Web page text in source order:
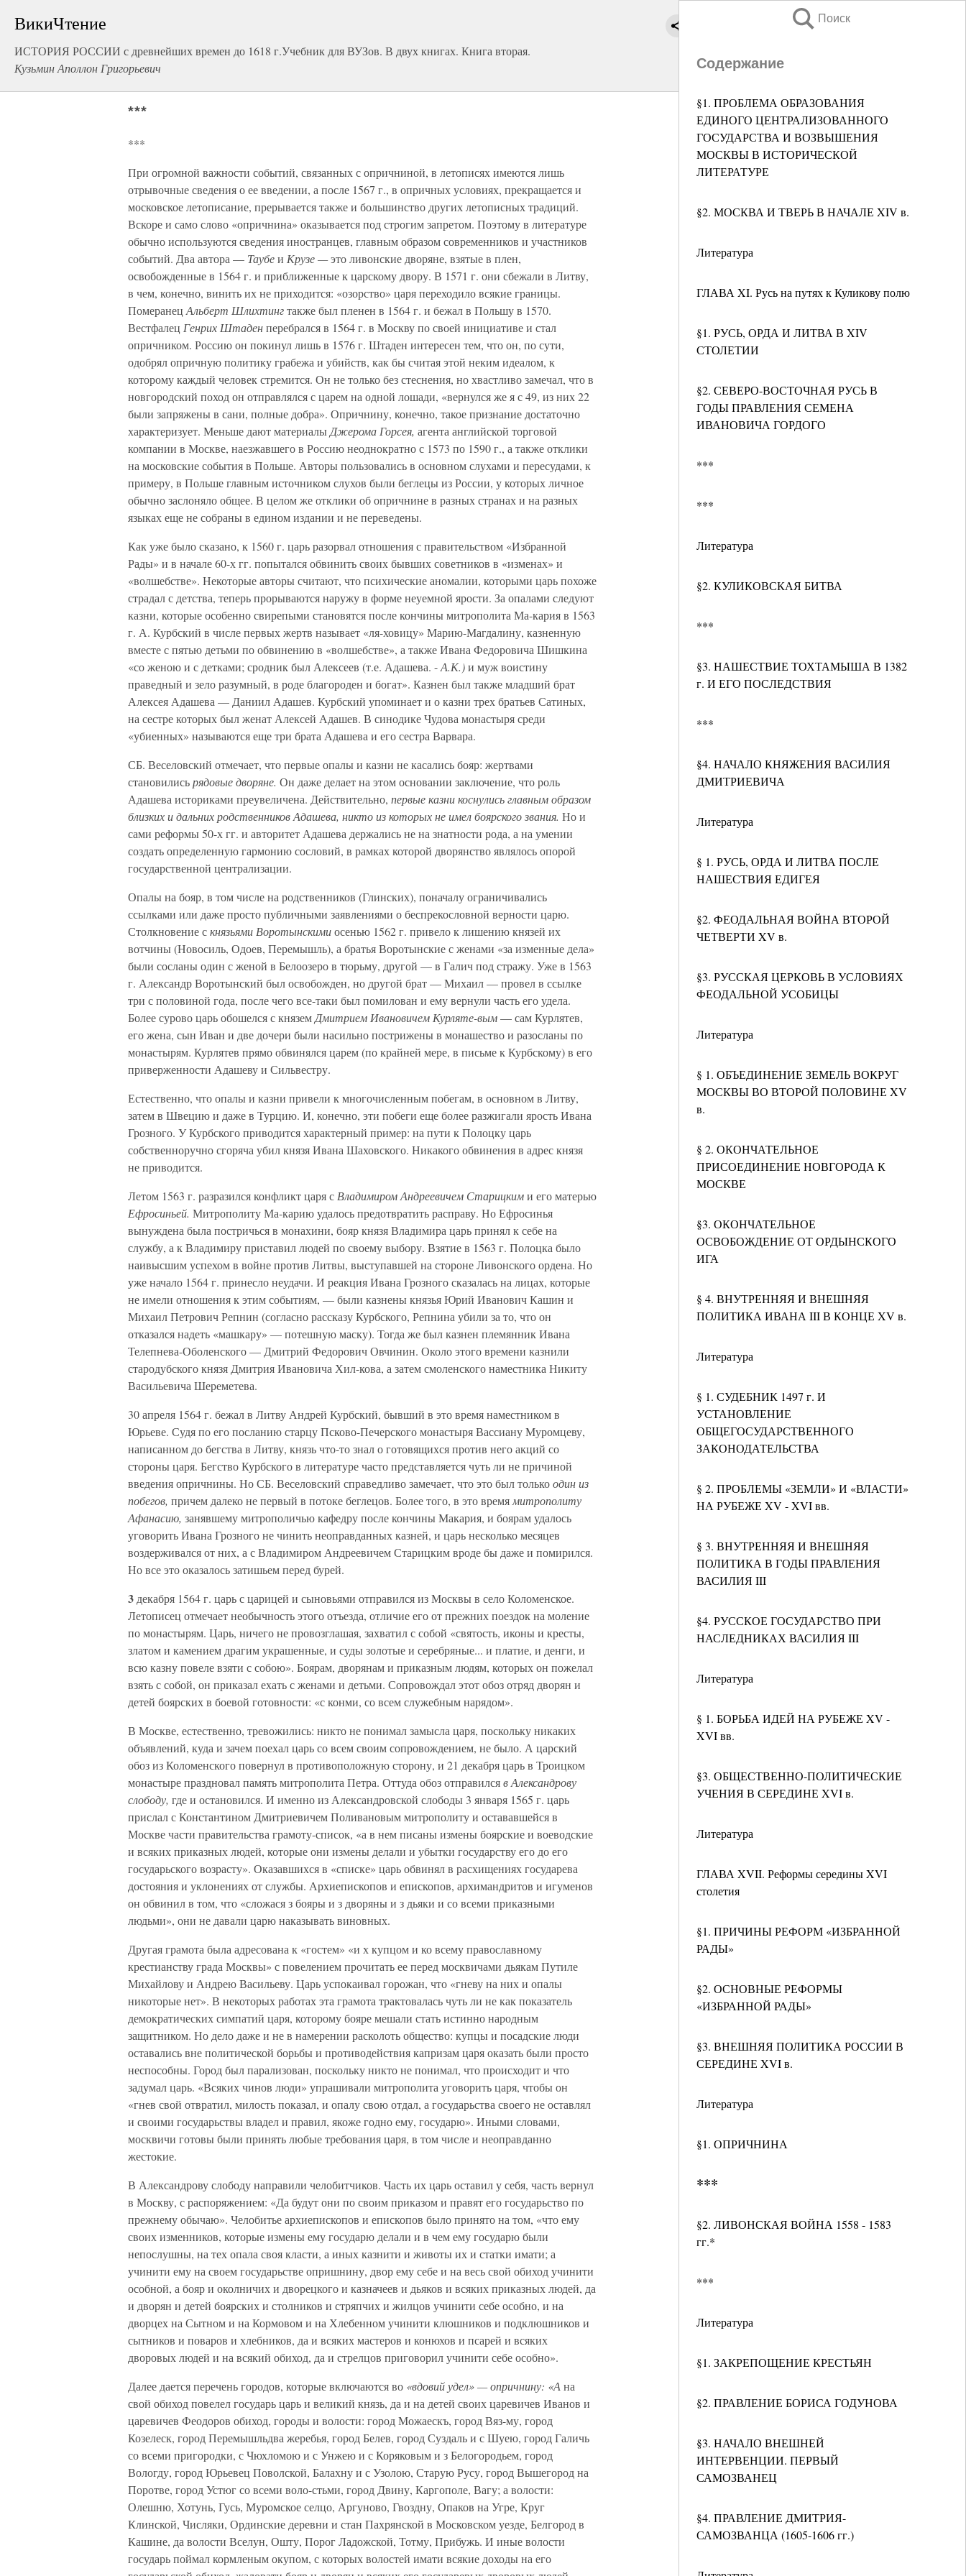
ВикиЧтение
ИСТОРИЯ РОССИИ с древнейших времен до 1618 г.Учебник для ВУЗов. В двух книгах. Книга вторая.
Кузьмин Аполлон Григорьевич
Поиск
Содержание
§1. ПРОБЛЕМА ОБРАЗОВАНИЯ
ЕДИНОГО ЦЕНТРАЛИЗОВАННОГО
ГОСУДАРСТВА И ВОЗВЫШЕНИЯ
МОСКВЫ В ИСТОРИЧЕСКОЙ
ЛИТЕРАТУРЕ
§2. МОСКВА И ТВЕРЬ В НАЧАЛЕ XIV в.
Литература
ГЛАВА XI. Русь на путях к Куликову полю
§1. РУСЬ, ОРДА И ЛИТВА В XIV
СТОЛЕТИИ
§2. СЕВЕРО-ВОСТОЧНАЯ РУСЬ В
ГОДЫ ПРАВЛЕНИЯ СЕМЕНА
ИВАНОВИЧА ГОРДОГО
***
***
Литература
§2. КУЛИКОВСКАЯ БИТВА
***
§3. НАШЕСТВИЕ ТОХТАМЫША В 1382
г. И ЕГО ПОСЛЕДСТВИЯ
***
§4. НАЧАЛО КНЯЖЕНИЯ ВАСИЛИЯ
ДМИТРИЕВИЧА
Литература
§ 1. РУСЬ, ОРДА И ЛИТВА ПОСЛЕ
НАШЕСТВИЯ ЕДИГЕЯ
§2. ФЕОДАЛЬНАЯ ВОЙНА ВТОРОЙ
ЧЕТВЕРТИ XV в.
§3. РУССКАЯ ЦЕРКОВЬ В УСЛОВИЯХ
ФЕОДАЛЬНОЙ УСОБИЦЫ
Литература
§ 1. ОБЪЕДИНЕНИЕ ЗЕМЕЛЬ ВОКРУГ
МОСКВЫ ВО ВТОРОЙ ПОЛОВИНЕ XV
в.
§ 2. ОКОНЧАТЕЛЬНОЕ
ПРИСОЕДИНЕНИЕ НОВГОРОДА К
МОСКВЕ
§3. ОКОНЧАТЕЛЬНОЕ
ОСВОБОЖДЕНИЕ ОТ ОРДЫНСКОГО
ИГА
§ 4. ВНУТРЕННЯЯ И ВНЕШНЯЯ
ПОЛИТИКА ИВАНА III В КОНЦЕ XV в.
Литература
§ 1. СУДЕБНИК 1497 г. И
УСТАНОВЛЕНИЕ
ОБЩЕГОСУДАРСТВЕННОГО
ЗАКОНОДАТЕЛЬСТВА
§ 2. ПРОБЛЕМЫ «ЗЕМЛИ» И «ВЛАСТИ»
НА РУБЕЖЕ XV - XVI вв.
§ 3. ВНУТРЕННЯЯ И ВНЕШНЯЯ
ПОЛИТИКА В ГОДЫ ПРАВЛЕНИЯ
ВАСИЛИЯ III
§4. РУССКОЕ ГОСУДАРСТВО ПРИ
НАСЛЕДНИКАХ ВАСИЛИЯ III
Литература
§ 1. БОРЬБА ИДЕЙ НА РУБЕЖЕ XV -
XVI вв.
§3. ОБЩЕСТВЕННО-ПОЛИТИЧЕСКИЕ
УЧЕНИЯ В СЕРЕДИНЕ XVI в.
Литература
ГЛАВА XVII. Реформы середины XVI
столетия
§1. ПРИЧИНЫ РЕФОРМ «ИЗБРАННОЙ
РАДЫ»
§2. ОСНОВНЫЕ РЕФОРМЫ
«ИЗБРАННОЙ РАДЫ»
§3. ВНЕШНЯЯ ПОЛИТИКА РОССИИ В
СЕРЕДИНЕ XVI в.
Литература
§1. ОПРИЧНИНА
***
§2. ЛИВОНСКАЯ ВОЙНА 1558 - 1583
гг.*
***
Литература
§1. ЗАКРЕПОЩЕНИЕ КРЕСТЬЯН
§2. ПРАВЛЕНИЕ БОРИСА ГОДУНОВА
§3. НАЧАЛО ВНЕШНЕЙ
ИНТЕРВЕНЦИИ. ПЕРВЫЙ
САМОЗВАНЕЦ
§4. ПРАВЛЕНИЕ ДМИТРИЯ-
САМОЗВАНЦА (1605-1606 гг.)
***
***
При огромной важности событий, связанных с опричниной, в летописях имеются лишь
отрывочные сведения о ее введении, а после 1567 г., в опричных условиях, прекращается и
московское летописание, прерывается также и большинство других летописных традиций.
Вскоре и само слово «опричнина» оказывается под строгим запретом. Поэтому в литературе
обычно используются сведения иностранцев, главным образом современников и участников
событий. Два автора — Таубеи Крузе —это ливонские дворяне, взятые в плен,
освобожденные в 1564 г. и приближенные к царскому двору. В 1571 г. они сбежали в Литву,
в чем, конечно, винить их не приходится: «озорство» царя переходило всякие границы.
Померанец Альберт Шлихтингтакже был пленен в 1564 г. и бежал в Польшу в 1570.
Вестфалец Генрих Штаденперебрался в 1564 г. в Москву по своей инициативе и стал
опричником. Россию он покинул лишь в 1576 г. Штаден интересен тем, что он, по сути,
одобрял опричную политику грабежа и убийств, как бы считая этой неким идеалом, к
которому каждый человек стремится. Он не только без стеснения, но хвастливо замечал, что в
новгородский поход он отправлялся с царем на одной лошади, «вернулся же я с 49, из них 22
были запряжены в сани, полные добра». Опричнину, конечно, такое признание достаточно
характеризует. Меньше дают материалы Джерома Горсея, агента английской торговой
компании в Москве, наезжавшего в Россию неоднократно с 1573 по 1590 г., а также отклики
на московские события в Польше. Авторы пользовались в основном слухами и пересудами, к
примеру, в Польше главным источником слухов были беглецы из России, у которых личное
обычно заслоняло общее. В целом же отклики об опричнине в разных странах и на разных
языках еще не собраны в едином издании и не переведены.
Как уже было сказано, к 1560 г. царь разорвал отношения с правительством «Избранной
Рады» и в начале 60-х гг. попытался обвинить своих бывших советников в «изменах» и
«волшебстве». Некоторые авторы считают, что психические аномалии, которыми царь похоже
страдал с детства, теперь прорываются наружу в форме неуемной ярости. За опалами следуют
казни, которые особенно свирепыми становятся после кончины митрополита Ма-кария в 1563
г. А. Курбский в числе первых жертв называет «ля-ховицу» Марию-Магдалину, казненную
вместе с пятью детьми по обвинению в «волшебстве», а также Ивана Федоровича Шишкина
«со женою и с детками; сродник был Алексеев (т.е. Адашева. -А.К.)и муж воистину
праведный и зело разумный, в роде благороден и богат». Казнен был также младший брат
Алексея Адашева — Даниил Адашев. Курбский упоминает и о казни трех братьев Сатиных,
на сестре которых был женат Алексей Адашев. В синодике Чудова монастыря среди
«убиенных» называются еще три брата Адашева и его сестра Варвара.
СБ. Веселовский отмечает, что первые опалы и казни не касались бояр: жертвами
становилисьрядовые дворяне. Он даже делает на этом основании заключение, что роль
Адашева историками преувеличена. Действительно, первые казни коснулись главным образом
близких и дальних родственников Адашева, никто из которых не имел боярского звания. Но и
сами реформы 50-х гг. и авторитет Адашева держались не на знатности рода, а на умении
создать определенную гармонию сословий, в рамках которой дворянство являлось опорой
государственной централизации.
Опалы на бояр, в том числе на родственников (Глинских), поначалу ограничивались
ссылками или даже просто публичными заявлениями о беспрекословной верности царю.
Столкновение скнязьями Воротынскимиосенью 1562 г. привело к лишению князей их
вотчины (Новосиль, Одоев, Перемышль), а братья Воротынские с женами «за изменные дела»
были сосланы один с женой в Белоозеро в тюрьму, другой — в Галич под стражу. Уже в 1563
г. Александр Воротынский был освобожден, но другой брат — Михаил — провел в ссылке
три с половиной года, после чего все-таки был помилован и ему вернули часть его удела.
Более сурово царь обошелся с князем Дмитрием Ивановичем Курляте-вым— сам Курлятев,
его жена, сын Иван и две дочери были насильно пострижены в монашество и разосланы по
монастырям. Курлятев прямо обвинялся царем (по крайней мере, в письме к Курбскому) в его
приверженности Адашеву и Сильвестру.
Естественно, что опалы и казни привели к многочисленным побегам, в основном в Литву,
затем в Швецию и даже в Турцию. И, конечно, эти побеги еще более разжигали ярость Ивана
Грозного. У Курбского приводится характерный пример: на пути к Полоцку царь
собственноручно сгоряча убил князя Ивана Шаховского. Никакого обвинения в адрес князя
не приводится.
Летом 1563 г. разразился конфликт царя с Владимиром Андреевичем Старицкими его матерью
Ефросиньей. Митрополиту Ма-карию удалось предотвратить расправу. Но Ефросинья
вынуждена была постричься в монахини, бояр князя Владимира царь принял к себе на
службу, а к Владимиру приставил людей по своему выбору. Взятие в 1563 г. Полоцка было
наивысшим успехом в войне против Литвы, выступавшей на стороне Ливонского ордена. Но
уже начало 1564 г. принесло неудачи. И реакция Ивана Грозного сказалась на лицах, которые
не имели отношения к этим событиям, — были казнены князья Юрий Иванович Кашин и
Михаил Петрович Репнин (согласно рассказу Курбского, Репнина убили за то, что он
отказался надеть «машкару» — потешную маску). Тогда же был казнен племянник Ивана
Телепнева-Оболенского — Дмитрий Федорович Овчинин. Около этого времени казнили
стародубского князя Дмитрия Ивановича Хил-кова, а затем смоленского наместника Никиту
Васильевича Шереметева.
30 апреля 1564 г. бежал в Литву Андрей Курбский, бывший в это время наместником в
Юрьеве. Судя по его посланию старцу Псково-Печерского монастыря Вассиану Муромцеву,
написанном до бегства в Литву, князь что-то знал о готовящихся против него акций со
стороны царя. Бегство Курбского в литературе часто представляется чуть ли не причиной
введения опричнины. Но СБ. Веселовский справедливо замечает, что это был толькоодин из
побегов, причем далеко не первый в потоке беглецов. Более того, в это время митрополиту
Афанасию, занявшему митрополичью кафедру после кончины Макария, и боярам удалось
уговорить Ивана Грозного не чинить неоправданных казней, и царь несколько месяцев
воздерживался от них, а с Владимиром Андреевичем Старицким вроде бы даже и помирился.
Но все это оказалось затишьем перед бурей.
3 декабря 1564 г. царь с царицей и сыновьями отправился из Москвы в село Коломенское.
Летописец отмечает необычность этого отъезда, отличие его от прежних поездок на моление
по монастырям. Царь, ничего не провозглашая, захватил с собой «святость, иконы и кресты,
златом и камением драгим украшенные, и суды золотые и серебряные... и платие, и денги, и
всю казну повеле взяти с собою». Боярам, дворянам и приказным людям, которых он пожелал
взять с собой, он приказал ехать с женами и детьми. Сопровождал этот обоз отряд дворян и
детей боярских в боевой готовности: «с конми, со всем служебным нарядом».
В Москве, естественно, тревожились: никто не понимал замысла царя, поскольку никаких
объявлений, куда и зачем поехал царь со всем своим сопровождением, не было. А царский
обоз из Коломенского повернул в противоположную сторону, и 21 декабря царь в Троицком
монастыре праздновал память митрополита Петра. Оттуда обоз отправилсяв Александрову
слободу, где и остановился. И именно из Александровской слободы 3 января 1565 г. царь
прислал с Константином Дмитриевичем Поливановым митрополиту и остававшейся в
Москве части правительства грамоту-список, «а в нем писаны измены боярские и воеводские
и всяких приказных людей, которые они измены делали и убытки государству его до его
государьского возрасту». Оказавшихся в «списке» царь обвинял в расхищениях государева
достояния и уклонениях от службы. Архиепископов и епископов, архимандритов и игуменов
он обвинил в том, что «сложася з бояры и з дворяны и з дьяки и со всеми приказными
людьми», они не давали царю наказывать виновных.
Другая грамота была адресована к «гостем» «и х купцом и ко всему православному
крестианству града Москвы» с повелением прочитать ее перед москвичами дьякам Путиле
Михайлову и Андрею Васильеву. Царь успокаивал горожан, что «гневу на них и опалы
никоторые нет». В некоторых работах эта грамота трактовалась чуть ли не как показатель
демократических симпатий царя, которому бояре мешали стать истинно народным
защитником. Но дело даже и не в намерении расколоть общество: купцы и посадские люди
оставались вне политической борьбы и противодействия капризам царя оказать были просто
неспособны. Город был парализован, поскольку никто не понимал, что происходит и что
задумал царь. «Всяких чинов люди» упрашивали митрополита уговорить царя, чтобы он
«гнев свой отвратил, милость показал, и опалу свою отдал, а государьства своего не оставлял
и своими государьствы владел и правил, якоже годно ему, государю». Иными словами,
москвичи готовы были принять любые требования царя, в том числе и неоправданно
жестокие.
В Александрову слободу направили челобитчиков. Часть их царь оставил у себя, часть вернул
в Москву, с распоряжением: «Да будут они по своим приказом и правят его государьство по
прежнему обычаю». Челобитье архиепископов и епископов было принято на том, «что ему
своих изменников, которые измены ему государю делали и в чем ему государю были
непослушны, на тех опала своя класти, а иных казнити и животы их и статки имати; а
учинити ему на своем государьстве опришнину, двор ему себе и на весь свой обиход учинити
особной, а бояр и околничих и дворецкого и казначеев и дьяков и всяких приказных людей, да
и дворян и детей боярских и столников и стряпчих и жилцов учинити себе особно, и на
дворцех на Сытном и на Кормовом и на Хлебенном учинити клюшников и подклюшников и
сытников и поваров и хлебников, да и всяких мастеров и конюхов и псарей и всяких
дворовых людей и на всякий обиход, да и стрелцов приговорил учинити себе особно».
Далее дается перечень городов, которые включаются во «вдовий удел» — опричнину: «А на
свой обиход повелел государь царь и великий князь, да и на детей своих царевичев Иванов и
царевичев Феодоров обиход, городы и волости: город Можаескъ, город Вяз-му, город
Козелеск, город Перемышльдва жеребья, город Белев, город Суздаль и с Шуею, город Галичь
со всеми пригородки, с Чюхломою и с Унжею и с Коряковым и з Белогородьем, город
Вологду, город Юрьевец Поволской, Балахну и с Узолою, Старую Русу, город Вышегород на
Поротве, город Устюг со всеми воло-стьми, город Двину, Каргополе, Вагу; а волости:
Олешню, Хотунь, Гусь, Муромское селцо, Аргуново, Гвоздну, Опаков на Угре, Круг
Клинской, Числяки, Ординские деревни и стан Пахрянской в Московском уезде, Белгород в
Кашине, да волости Вселун, Ошту, Порог Ладожской, Тотму, Прибужь. И иные волости
государь поймал кормленым окупом, с которых волостей имати всякие доходы на его